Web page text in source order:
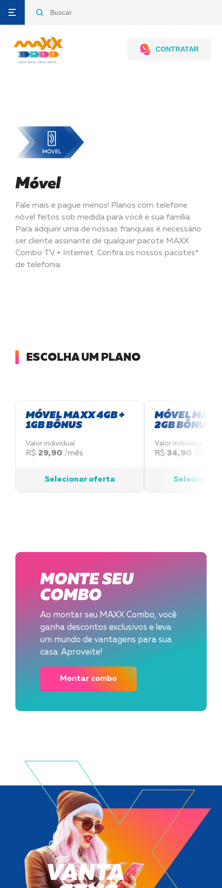
CONTRATAR
Pontos de
Móvel
Fale mais e pague menos! Planos com telefone
nóvel feitos sob medida para você e sua família.
Para adquirir uma de nossas franquias é necessário
ser cliente assinante de qualquer pacote MAXX
Combo TV + Internet. Confira os nossos pacotes*
de telefonia:
ESCOLHA UM PLANO
MÓVEL MAXX 4GB +
1GB BÔNUS
Valor individual
R$ 29,90 /mês
Selecionar oferta
MÓVEL
2GB BÔNUS
Valor individual
R$ 34,90 /mês
Selecionar
MONTE SEU
COMBO
Ao montar seu MAXX Combo, você
ganha descontos exclusivos e leva
um mundo de vantagens para sua
casa. Aproveite!
Montar combo